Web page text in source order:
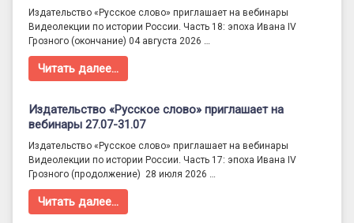
Издательство «Русское слово» приглашает на вебинары
Видеолекции по истории России. Часть 18: эпоха Ивана IV
Грозного (окончание) 04 августа 2026 …
Читать далее…
Издательство «Русское слово» приглашает на
вебинары 27.07-31.07
Издательство «Русское слово» приглашает на вебинары
Видеолекции по истории России. Часть 17: эпоха Ивана IV
Грозного (продолжение) 28 июля 2026 …
Читать далее…